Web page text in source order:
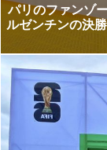
パリのファンゾ
ルゼンチンの決